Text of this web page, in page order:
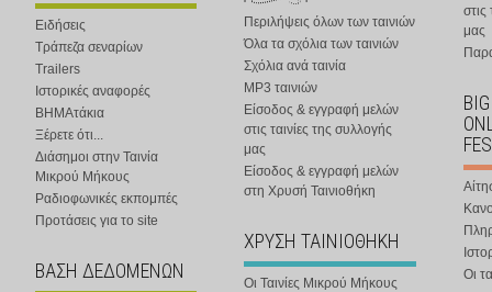
Ειδήσεις
Τράπεζα σεναρίων
Trailers
Ιστορικές αναφορές
ΒΗΜΑτάκια
Ξέρετε ότι...
Διάσημοι στην Ταινία
Μικρού Μήκους
Ραδιοφωνικές εκπομπές
Προτάσεις για το site
ΒΑΣΗ ΔΕΔΟΜΕΝΩΝ
Περιλήψεις όλων των ταινιών
Όλα τα σχόλια των ταινιών
Σχόλια ανά ταινία
MP3 ταινιών
Είσοδος & εγγραφή μελών
στις ταινίες της συλλογής
μας
Είσοδος & εγγραφή μελών
στη Χρυσή Ταινιοθήκη
ΧΡΥΣΗ ΤΑΙΝΙΟΘΗΚΗ
Οι Ταινίες Μικρού Μήκους
στις
μας
Οι